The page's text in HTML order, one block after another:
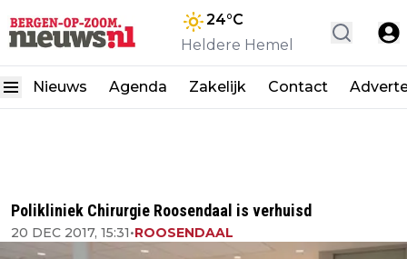
24°C
Heldere Hemel
Nieuws Agenda Zakelijk Contact
Polikliniek Chirurgie Roosendaal is verhuisd
20 DEC 2017, 15:31•ROOSENDAAL